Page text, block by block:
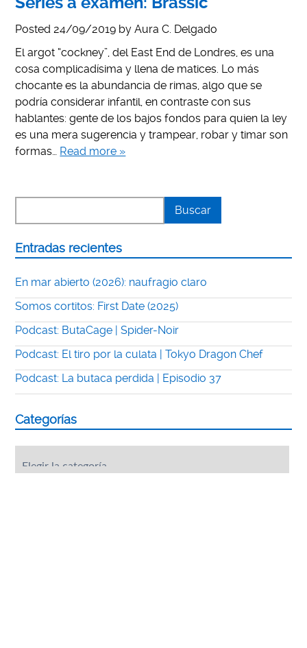
Posted 24/09/2019 byAura C. Delgado
El argot “cockney”, del East End de Londres, es una
cosa complicadísima y llena de matices. Lo más
chocante es la abundancia de rimas, algo que se
podría considerar infantil, en contraste con sus
hablantes: gente de los bajos fondos para quien la ley
es una mera sugerencia y trampear, robar y timar son
formas… Read more »
Entradas recientes
En mar abierto (2026): naufragio claro
Somos cortitos: First Date (2025)
Podcast: ButaCage | Spider-Noir
Podcast: El tiro por la culata | Tokyo Dragon Chef
Podcast: La butaca perdida | Episodio 37
Categorías